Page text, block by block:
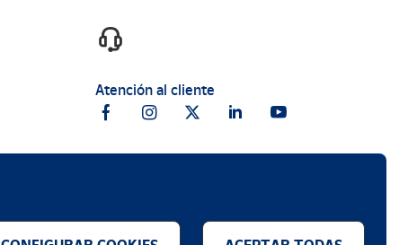
Atención al cliente